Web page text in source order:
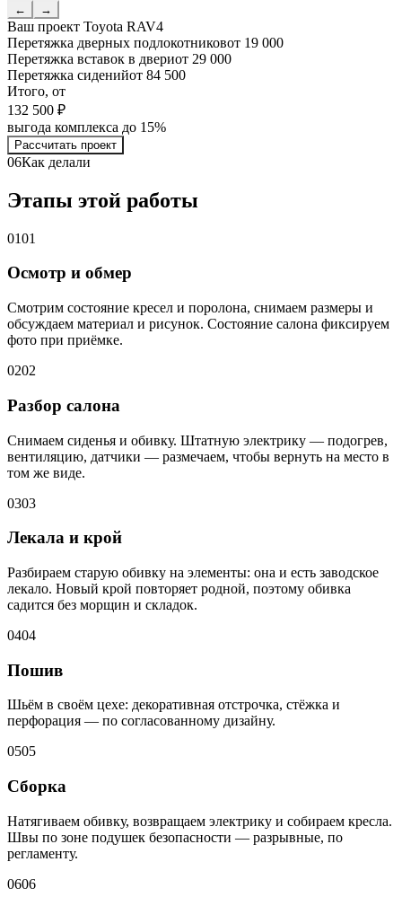
← →
Ваш проект Toyota RAV4
Перетяжка дверных подлокотниковот 19 000
Перетяжка вставок в двериот 29 000
Перетяжка сиденийот 84 500
Итого, от
132 500 ₽
выгода комплекса до 15%
Рассчитать проект
06Как делали
Этапы этой работы
0101
Осмотр и обмер
Смотрим состояние кресел и поролона, снимаем размеры и
обсуждаем материал и рисунок. Состояние салона фиксируем
фото при приёмке.
0202
Разбор салона
Снимаем сиденья и обивку. Штатную электрику — подогрев,
вентиляцию, датчики — размечаем, чтобы вернуть на место в
том же виде.
0303
Лекала и крой
Разбираем старую обивку на элементы: она и есть заводское
лекало. Новый крой повторяет родной, поэтому обивка
садится без морщин и складок.
0404
Пошив
Шьём в своём цехе: декоративная отстрочка, стёжка и
перфорация — по согласованному дизайну.
0505
Сборка
Натягиваем обивку, возвращаем электрику и собираем кресла.
Швы по зоне подушек безопасности — разрывные, по
регламенту.
0606